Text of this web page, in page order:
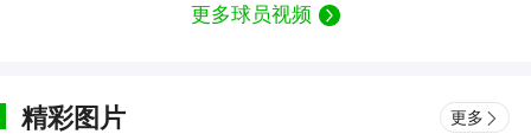
更多球员视频
精彩图片 更多